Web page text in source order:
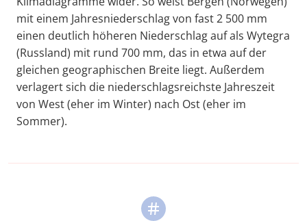
mit einem Jahresniederschlag von fast 2 500 mm
einen deutlich höheren Niederschlag auf als Wytegra
(Russland) mit rund 700 mm, das in etwa auf der
gleichen geographischen Breite liegt. Außerdem
verlagert sich die niederschlagsreichste Jahreszeit
von West (eher im Winter) nach Ost (eher im
Sommer).